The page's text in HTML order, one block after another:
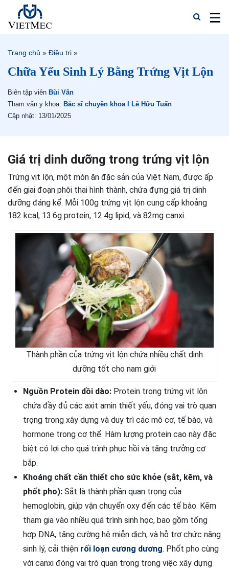
Trang chủ » Điều trị »
Chữa Yếu Sinh Lý Bằng Trứng Vịt Lộn
Biên tập viên Bùi Vân
Tham vấn y khoa: Bác sĩ chuyên khoa I Lê Hữu Tuấn
Cập nhật: 13/01/2025
Giá trị dinh dưỡng trong trứng vịt lộn
Trứng vịt lộn, một món ăn đặc sản của Việt Nam, được ấp
đến giai đoạn phôi thai hình thành, chứa đựng giá trị dinh
dưỡng đáng kể. Mỗi 100g trứng vịt lộn cung cấp khoảng
182 kcal, 13.6g protein, 12.4g lipid, và 82mg canxi.
Thành phần của trứng vịt lộn chứa nhiều chất dinh
dưỡng tốt cho nam giới
Nguồn Protein dồi dào: Protein trong trứng vịt lộn
chứa đầy đủ các axit amin thiết yếu, đóng vai trò quan
trọng trong xây dựng và duy trì các mô cơ, tế bào, và
hormone trong cơ thể. Hàm lượng protein cao này đặc
biệt có lợi cho quá trình phục hồi và tăng trưởng cơ
bắp.
Khoáng chất cần thiết cho sức khỏe (sắt, kẽm, và
phốt pho): Sắt là thành phần quan trọng của
hemoglobin, giúp vận chuyển oxy đến các tế bào. Kẽm
tham gia vào nhiều quá trình sinh học, bao gồm tổng
hợp DNA, tăng cường hệ miễn dịch, và hỗ trợ chức năng
sinh lý, cải thiện rối loạn cương dương. Phốt pho cùng
với canxi đóng vai trò quan trọng trong việc xây dựng